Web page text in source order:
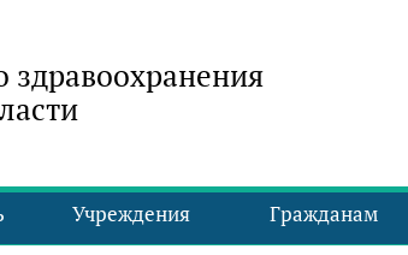
здравоохранения
Учреждения Гражданам